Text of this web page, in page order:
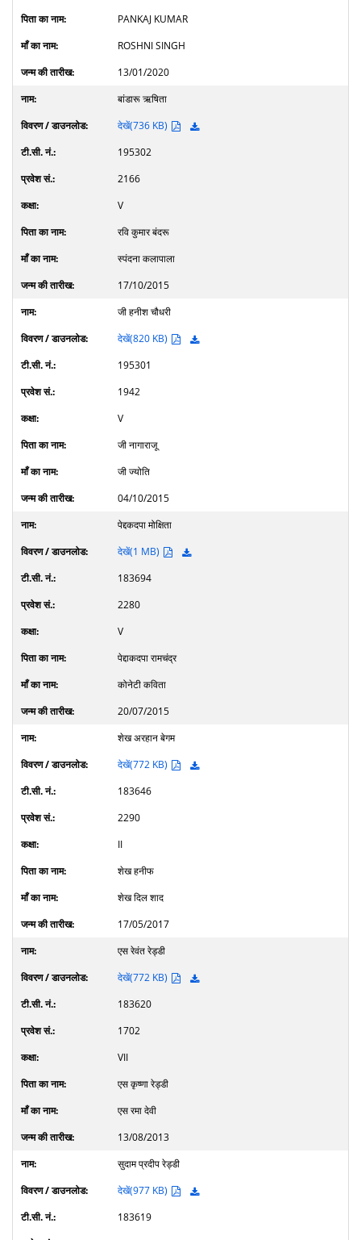
PANKAJ KUMAR
ROSHNI SINGH
13/01/2020
बांडारू ऋषिता
देखें(736 KB)
195302
2166
V
रवि कुमार बंदरू
स्पंदना कलापाला
17/10/2015
जी हनीश चौधरी
देखें(820 KB)
195301
1942
V
जी नागाराजू
जी ज्योति
04/10/2015
पेद्दकदपा मोक्षिता
देखें(1 MB)
183694
2280
V
पेद्दाकदपा रामचंद्र
कोनेटी कविता
20/07/2015
शेख अरहान बेगम
देखें(772 KB)
183646
2290
II
शेख हनीफ
शेख दिल शाद
17/05/2017
एस रेवंत रेड्डी
देखें(772 KB)
183620
1702
VII
एस कृष्णा रेड्डी
एस रमा देवी
13/08/2013
सुदाम प्रदीप रेड्डी
देखें(977 KB)
183619